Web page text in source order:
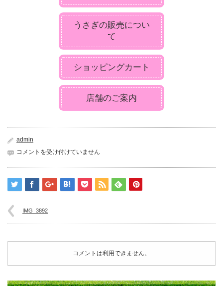
うさぎの販売につい
て
ショッピングカート
店舗のご案内
admin
IMG_3892
コメントを受け付けていません
IMG_3892
コメントは利用できません。